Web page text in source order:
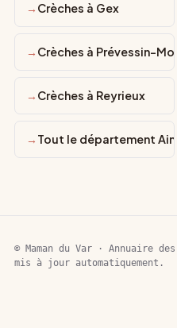
Crèches à Gex
Crèches à Prévessin-
Crèches à Reyrieux
Tout le département Ain
© Maman du Var · Annuaire
mis à jour automatiquement.